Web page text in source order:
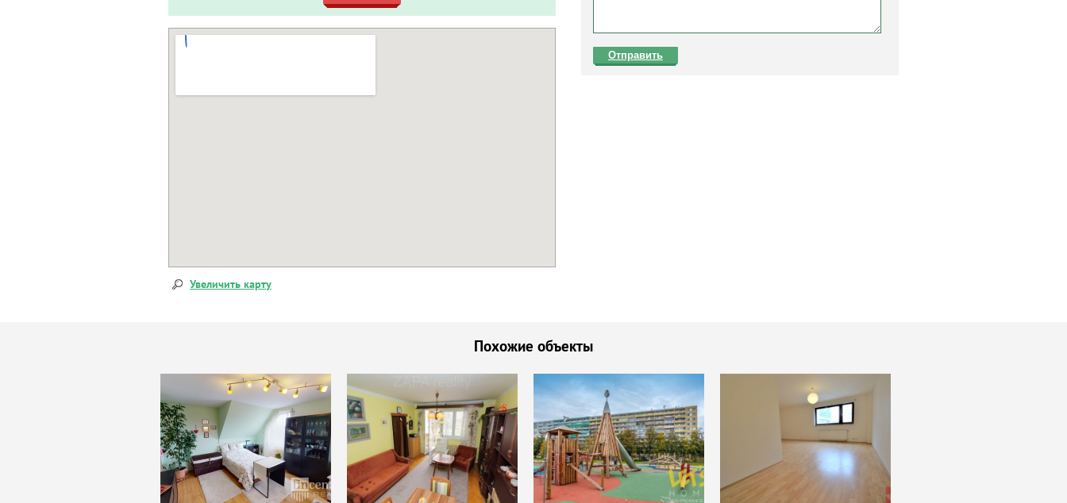
Отправить
Увеличить карту
Похожие объекты